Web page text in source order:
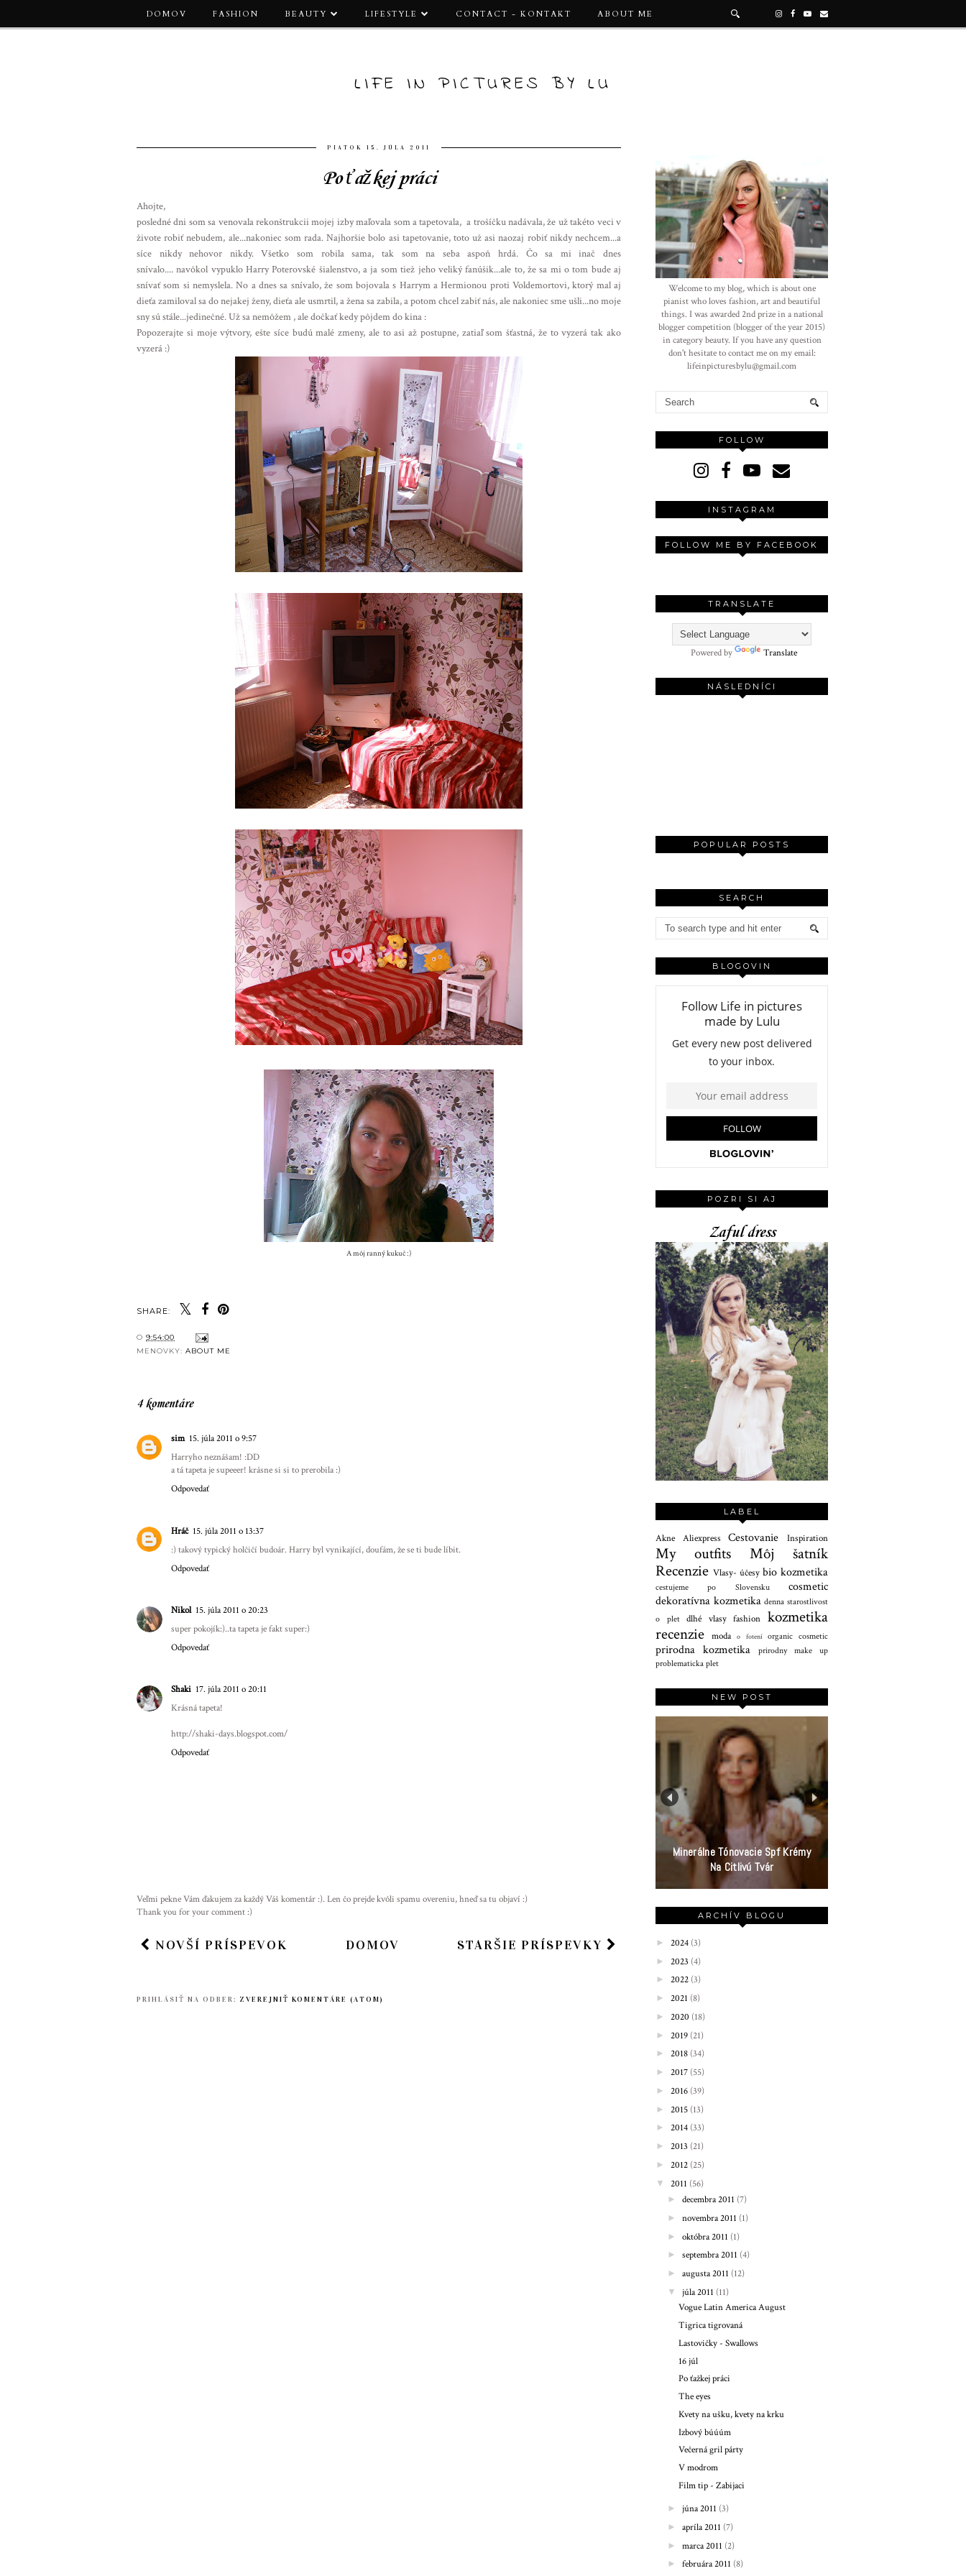
DOMOV FASHION BEAUTY LIFESTYLE CONTACT - KONTAKT ABOUT ME
LIFE IN PICTURES BY LU
PIATOK 15. JÚLA 2011
Po ťažkej práci
Ahojte,
posledné dni som sa venovala rekonštrukcii mojej izby maľovala som a tapetovala, a trošíčku nadávala, že už takéto veci v
živote robiť nebudem, ale...nakoniec som rada. Najhoršie bolo asi tapetovanie, toto už asi naozaj robiť nikdy nechcem...a
síce nikdy nehovor nikdy. Všetko som robila sama, tak som na seba aspoň hrdá. Čo sa mi inač dnes
snívalo.... navôkol vypuklo Harry Poterovské šialenstvo, a ja som tiež jeho veliký fanúšik...ale to, že sa mi o tom bude aj
snívať som si nemyslela. No a dnes sa snívalo, že som bojovala s Harrym a Hermionou proti Voldemortovi, ktorý mal aj
dieťa zamiloval sa do nejakej ženy, dieťa ale usmrtil, a žena sa zabila, a potom chcel zabiť nás, ale nakoniec sme ušli...no moje
sny sú stále...jedinečné. Už sa nemôžem , ale dočkať kedy pôjdem do kina :
Popozerajte si moje výtvory, ešte síce budú malé zmeny, ale to asi až postupne, zatiaľ som šťastná, že to vyzerá tak ako
vyzerá :)
A môj ranný kukuč :)
SHARE:
O 9:54:00
MENOVKY: ABOUT ME
4 komentáre
sim 15. júla 2011 o 9:57
Harryho neznášam! :DD
a tá tapeta je supeeer! krásne si si to prerobila :)
Odpovedať
Hráč 15. júla 2011 o 13:37
:) takový typický holčičí budoár. Harry byl vynikající, doufám, že se ti bude líbit.
Odpovedať
Nikol 15. júla 2011 o 20:23
super pokojík:)..ta tapeta je fakt super:)
Odpovedať
Shaki 17. júla 2011 o 20:11
Krásná tapeta!
http://shaki-days.blogspot.com/
Odpovedať
Veľmi pekne Vám ďakujem za každý Váš komentár :). Len čo prejde kvôli spamu overeniu, hneď sa tu objaví :)
Thank you for your comment :)
NOVŠÍ PRÍSPEVOK STARŠIE PRÍSPEVKY
DOMOV
PRIHLÁSIŤ NA ODBER: ZVEREJNIŤ KOMENTÁRE (ATOM)
Welcome to my blog, which is about one
pianist who loves fashion, art and beautiful
things. I was awarded 2nd prize in a national
blogger competition (blogger of the year 2015)
in category beauty. If you have any question
don't hesitate to contact me on my email:
lifeinpicturesbylu@gmail.com
FOLLOW
INSTAGRAM
FOLLOW ME BY FACEBOOK
TRANSLATE
Powered by Translate
NÁSLEDNÍCI
POPULAR POSTS
SEARCH
BLOGOVIN
POZRI SI AJ
Zaful dress
LABEL
Akne Aliexpress Cestovanie Inspiration
My outfits
Môj šatník
Recenzie Vlasy- účesy bio kozmetika
cestujeme po Slovensku
cosmetic
dekoratívna kozmetika denna starostlivost
o plet
dlhé vlasy fashion kozmetika
recenzie
moda o fotení organic cosmetic
prirodna kozmetika
prirodny make up
problematicka plet
NEW POST
Minerálne Tónovacie Spf Krémy
Na Citlivú Tvár
ARCHÍV BLOGU
► 2024 (3)
► 2023 (4)
► 2022 (3)
► 2021 (8)
► 2020 (18)
► 2019 (21)
► 2018 (34)
► 2017 (55)
► 2016 (39)
► 2015 (13)
► 2014 (33)
► 2013 (21)
► 2012 (25)
▼ 2011 (56)
► decembra 2011 (7)
► novembra 2011 (1)
► októbra 2011 (1)
► septembra 2011 (4)
► augusta 2011 (12)
▼ júla 2011 (11)
Vogue Latin America August
Tigrica tigrovaná
Lastovičky - Swallows
16 júl
Po ťažkej práci
The eyes
Kvety na ušku, kvety na krku
Izbový búúúm
Večerná gril párty
V modrom
Film tip - Zabijaci
► júna 2011 (3)
► apríla 2011 (7)
► marca 2011 (2)
► februára 2011 (8)